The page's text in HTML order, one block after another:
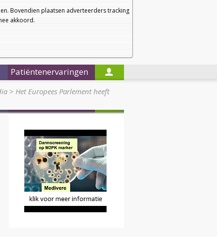
Bovendien plaatsen adverteerders tracking
akkoord.
a
a
Nieuwsbrief
Startpagina
Patiëntenervaringen
> Het Europees Parlement heeft